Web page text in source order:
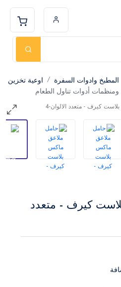
المطبخ وادوات السفرة
اوعية تخزين
أدوات تناول الطعام
كيرف - متعدد